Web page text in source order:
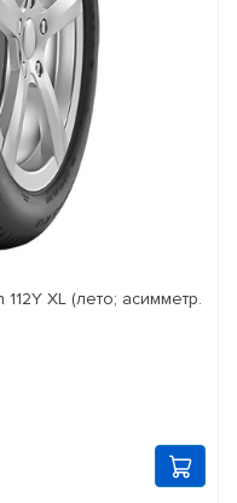
XL (лето; асимметр.